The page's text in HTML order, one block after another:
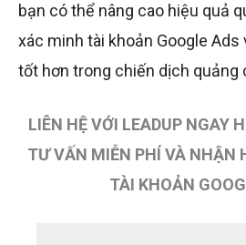
bạn có thể nâng cao hiệu quả
xác minh tài khoản Google
tốt hơn trong chiến dịch quảng
LIÊN HỆ VỚI LEADUP NGAY
TƯ VẤN MIỄN PHÍ VÀ NHẬN
TÀI KHOẢN